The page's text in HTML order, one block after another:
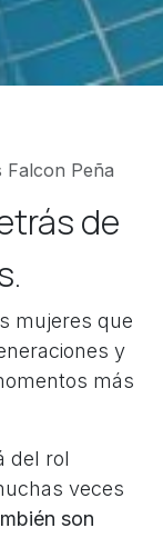
Falcon Peña
de
mujeres que
y
más
del rol
veces
son